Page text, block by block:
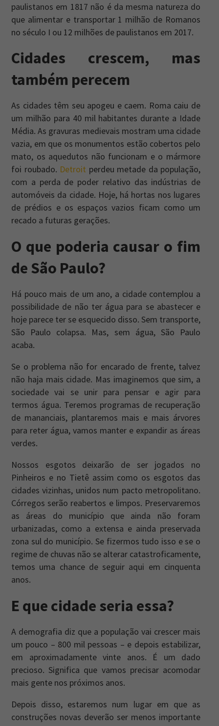
paulistanos em 1817 não é da mesma natureza do
que alimentar e transportar 1 milhão de Romanos
no século I ou 12 milhões de paulistanos em 2017.
Cidades crescem, mas
também perecem
As cidades têm seu apogeu e caem. Roma caiu de
um milhão para 40 mil habitantes durante a Idade
Média. As gravuras medievais mostram uma cidade
vazia, em que os monumentos estão cobertos pelo
mato, os aquedutos não funcionam e o mármore
foi roubado. Detroit perdeu metade da população,
com a perda de poder relativo das indústrias de
automóveis da cidade. Hoje, há hortas nos lugares
de prédios e os espaços vazios ficam como um
recado a futuras gerações.
O que poderia causar o fim
de São Paulo?
Há pouco mais de um ano, a cidade contemplou a
possibilidade de não ter água para se abastecer e
hoje parece ter se esquecido disso. Sem transporte,
São Paulo colapsa. Mas, sem água, São Paulo
acaba.
Se o problema não for encarado de frente, talvez
não haja mais cidade. Mas imaginemos que sim, a
sociedade vai se unir para pensar e agir para
termos água. Teremos programas de recuperação
de mananciais, plantaremos mais e mais árvores
para reter água, vamos manter e expandir as áreas
verdes.
Nossos esgotos deixarão de ser jogados no
Pinheiros e no Tietê assim como os esgotos das
cidades vizinhas, unidos num pacto metropolitano.
Córregos serão reabertos e limpos. Preservaremos
as áreas do município que ainda não foram
urbanizadas, como a extensa e ainda preservada
zona sul do município. Se fizermos tudo isso e se o
regime de chuvas não se alterar catastroficamente,
temos uma chance de seguir aqui em cinquenta
anos.
E que cidade seria essa?
A demografia diz que a população vai crescer mais
um pouco – 800 mil pessoas – e depois estabilizar,
em aproximadamente vinte anos. É um dado
precioso. Significa que vamos precisar acomodar
mais gente nos próximos anos.
Depois disso, estaremos num lugar em que as
construções novas deverão ser menos importante